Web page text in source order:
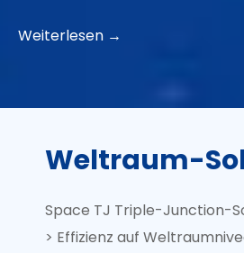
Weiterlesen →
Weltraum-
Space TJ Triple-Junction-
> Effizienz auf